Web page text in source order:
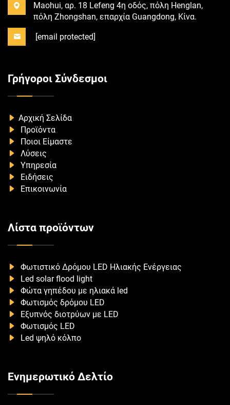
Maohui, αρ. 18 Lefeng 4η οδός, πόλη Henglan,
πόλη Zhongshan, επαρχία Guangdong, Κίνα.
[email protected]
Γρήγοροι Σύνδεσμοι
Αρχική Σελίδα
Προϊόντα
Ποιοι Είμαστε
Λύσεις
Υπηρεσία
Ειδήσεις
Επικοινωνία
Λίστα προϊόντων
Φωτιστικό Δρόμου LED Ηλιακής Ενέργειας
Led solar flood light
Φώτα γηπέδου με ηλιακά led
Φωτισμός δρόμου LED
Εξυπνός διοτρύων με LED
Φωτισμός LED
Led ψηλό κόλπο
Ενημερωτικό Δελτίο